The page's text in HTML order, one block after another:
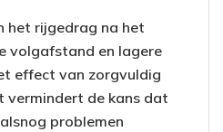
het rijgedrag na het
volgafstand en lagere
effect van zorgvuldig
vermindert de kans dat
problemen